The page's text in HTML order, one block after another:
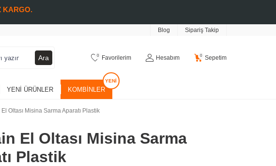
KARGO.
Blog Sipariş Takip
Ara 0 Favorilerim Hesabım 0 Sepetim
YENI ÜRÜNLER KOMBINLER
Oltası Misina Sarma Aparatı Plastik
El Oltası Misina Sarma
Plastik